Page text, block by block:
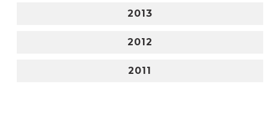
2013
2012
2011